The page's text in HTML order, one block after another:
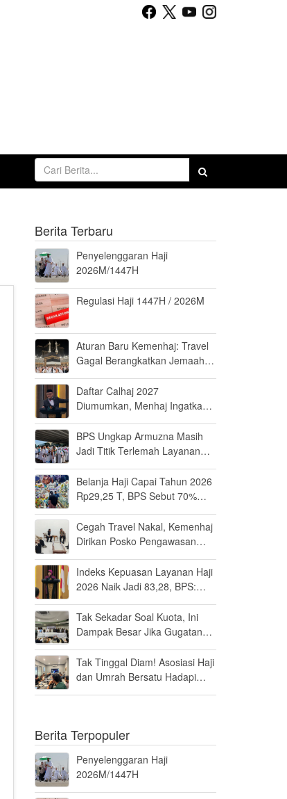
Berita Terbaru
Penyelenggaran Haji
2026M/1447H
Regulasi Haji 1447H / 2026M
Aturan Baru Kemenhaj: Travel
Gagal Berangkatkan Jemaah
Daftar Calhaj 2027
Diumumkan, Menhaj Ingatkan
BPS Ungkap Armuzna Masih
Jadi Titik Terlemah Layanan
Belanja Haji Capai Tahun 2026
Rp29,25 T, BPS Sebut 70%
Saudi
Cegah Travel Nakal, Kemenhaj
Dirikan Posko Pengawasan
Indeks Kepuasan Layanan Haji
2026 Naik Jadi 83,28, BPS:
Tak Sekadar Soal Kuota, Ini
Dampak Besar Jika Gugatan
Tak Tinggal Diam! Asosiasi Haji
dan Umrah Bersatu Hadapi
Berita Terpopuler
Penyelenggaran Haji
2026M/1447H